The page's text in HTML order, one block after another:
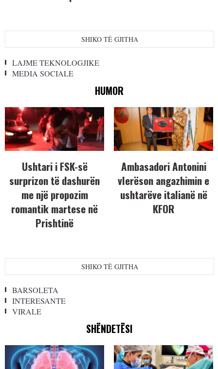
SHIKO TË GJITHA
LAJME TEKNOLOGJIKE
MEDIA SOCIALE
HUMOR
Ushtari i FSK-së
surprizon të dashurën
me një propozim
romantik martese në
Prishtinë
Ambasadori Antonini
vlerëson angazhimin e
ushtarëve italianë në
KFOR
SHIKO TË GJITHA
BARSOLETA
INTERESANTE
VIRALE
SHËNDETËSI